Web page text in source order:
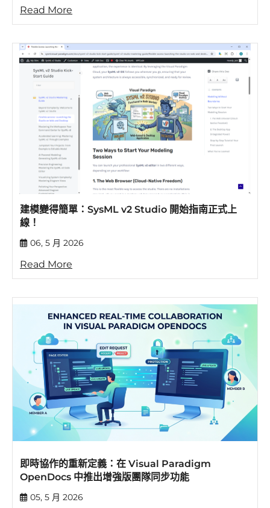
Read More
建模變得簡單：SysML v2 Studio 開始指南正式上
線！
06, 5 月 2026
Read More
即時協作的重新定義：在 Visual Paradigm
OpenDocs 中推出增強版團隊同步功能
05, 5 月 2026